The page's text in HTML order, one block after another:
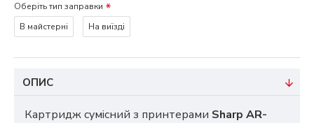
Оберіть тип заправки
В майстерні
На виїзді
ОПИС
Картридж сумісний з принтерами Sharp AR-